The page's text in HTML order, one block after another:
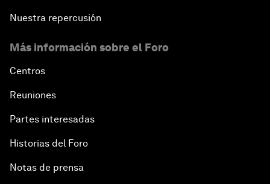
Nuestra repercusión
Más información sobre el Foro
Centros
Reuniones
Partes interesadas
Historias del Foro
Notas de prensa